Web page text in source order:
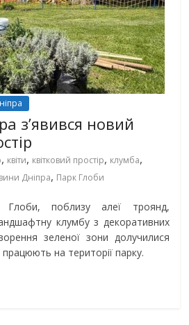
з’явився новий
, квіти, квітковий простір, клумба,
Дніпра, Парк Глоби
поблизу алеї троянд,
клумбу з декоративних
зеленої зони долучилися
працюють на території парку.